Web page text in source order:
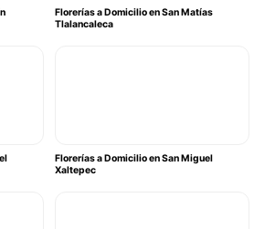
Florerías a Domicilio en San Matías
Tlalancaleca
Florerías a Domicilio en San Miguel
Xaltepec